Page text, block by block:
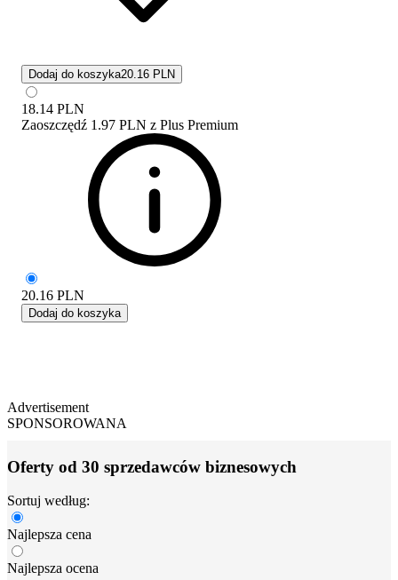
Dodaj do koszyka20.16 PLN
18.14 PLN
Zaoszczędź 1.97 PLN z Plus Premium
20.16 PLN
Dodaj do koszyka
Advertisement
SPONSOROWANA
Oferty od 30 sprzedawców biznesowych
Sortuj według:
Najlepsza cena
Najlepsza ocena